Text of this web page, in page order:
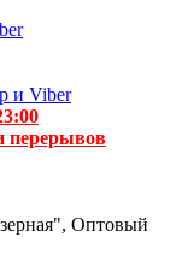
и Viber
перерывов
Оптовый